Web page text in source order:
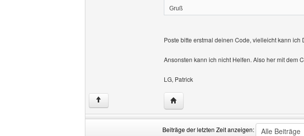
Gruß
Poste bitte erstmal deinen Code, vielleicht kann ich
Ansonsten kann ich nicht Helfen. Also her mit dem
LG, Patrick
↑ Website dieses Benutzers besuchen:
Beiträge der letzten Zeit anzeigen: